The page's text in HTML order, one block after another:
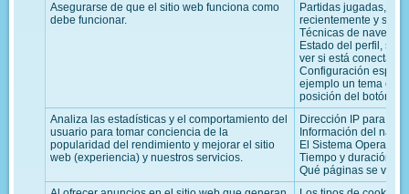
Asegurarse de que el sitio web funciona como
debe funcionar.
Partidas jugadas,
recientemente y su
Técnicas de
Estado del perfil, si
ver si está conectado
Configuración
ejemplo un tema en
posición del botón de
Analiza las estadísticas y el comportamiento del
usuario para tomar conciencia de la
popularidad del rendimiento y mejorar el sitio
web (experiencia) y nuestros servicios.
Dirección IP para
Información del
El Sistema
Tiempo y duración
Qué páginas se